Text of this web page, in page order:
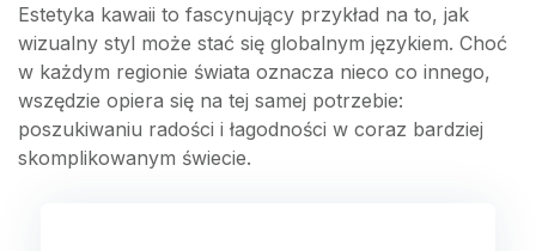
Estetyka kawaii to fascynujący przykład na to, jak
wizualny styl może stać się globalnym językiem. Choć
w każdym regionie świata oznacza nieco co innego,
wszędzie opiera się na tej samej potrzebie:
poszukiwaniu radości i łagodności w coraz bardziej
skomplikowanym świecie.